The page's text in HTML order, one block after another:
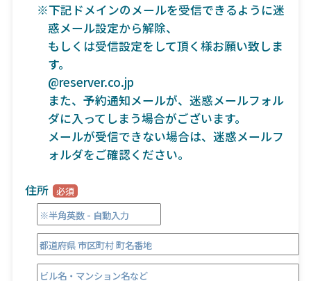
※下記ドメインのメールを受信できるように迷
惑メール設定から解除、
もしくは受信設定をして頂く様お願い致しま
す。
@reserver.co.jp
また、予約通知メールが、迷惑メールフォル
ダに入ってしまう場合がございます。
メールが受信できない場合は、迷惑メールフ
ォルダをご確認ください。
住所